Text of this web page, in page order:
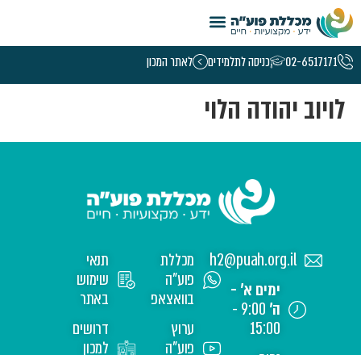
02-6517171 כניסה לתלמידים לאתר המכון
לויוב יהודה הלוי
h2@puah.org.il
ימים א' -
ה'
9:00 -
15:00
מכללת
פוע"ה
בוואצאפ
ערוץ
פוע"ה
תנאי
שימוש
באתר
דרושים
למכון